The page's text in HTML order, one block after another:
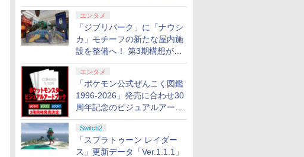
ロする夏のスパークル」がス
タート
エンタメ
「ジブリパーク」に「ナウシ
カ」モチーフの新たな屋内施
設を整備へ！ 第3期構想が公
開
エンタメ
「ポケモン公式ぜんこく図鑑
1996-2026」発売に合わせ30
周年記念のビジュアルアート
ブック3冊同時発売が決定
Switch2
「スプラトゥーン レイダー
ス」更新データ「Ver.1.1.1」